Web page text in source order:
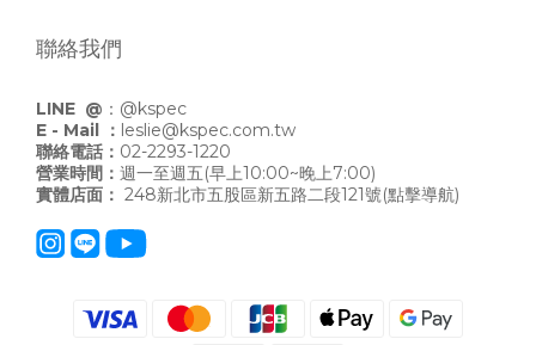
聯絡我們
LINE @ ： @kspec
E - Mail ： leslie@kspec.com.tw
聯絡電話： 02-2293-1220
營業時間： 週一至週五(早上10:00~晚上7:00)
實體店面： 248新北市五股區新五路二段121號(點擊導航)